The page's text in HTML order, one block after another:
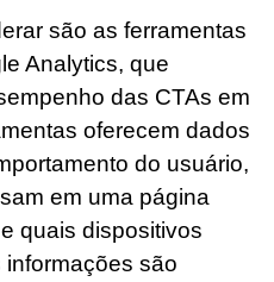
são as ferramentas
Analytics, que
das CTAs em
oferecem dados
do usuário,
em uma página
quais dispositivos
são